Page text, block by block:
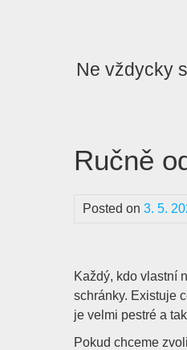
Ne vždycky
Ručně
Posted on 3. 5.
Každý, kdo vlastní
schránky. Existuje
je velmi pestré a
Pokud chceme